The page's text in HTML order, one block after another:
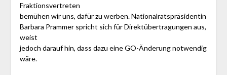
Fraktionsvertreten
bemühen wir uns, dafür zu werben. Nationalratspräsidentin
Barbara Prammer spricht sich für Direktübertragungen aus,
weist
jedoch darauf hin, dass dazu eine GO-Änderung notwendig
wäre.